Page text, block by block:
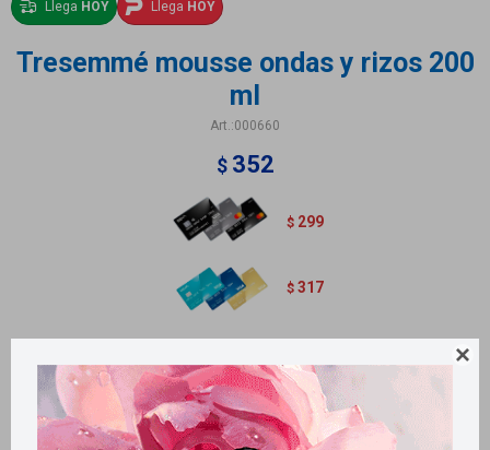

Llega HOY Llega HOY
Tresemmé mousse ondas y rizos 200
ml
000660
$ 352
$ 299
$ 317
Alimenta la elasticidad para rizos y ondas con movimiento destinado para
definir rizos y ondas con aspecto natural.
Métodos y costos de envío